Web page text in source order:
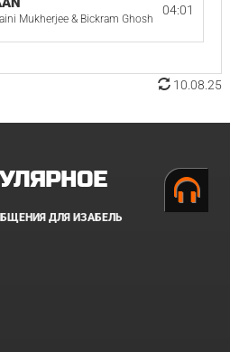
Mukherjee & Bickram Ghosh
04:01
10.08.25
ДЛЯ ИЗАБЕЛЬ